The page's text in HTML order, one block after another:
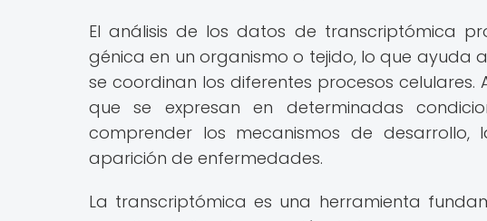
El análisis de los datos de transcriptómica
génica en un organismo o tejido, lo que ayuda
se coordinan los diferentes procesos
que se expresan en determinadas
comprender los mecanismos de
aparición de enfermedades.
La transcriptómica es una herramienta